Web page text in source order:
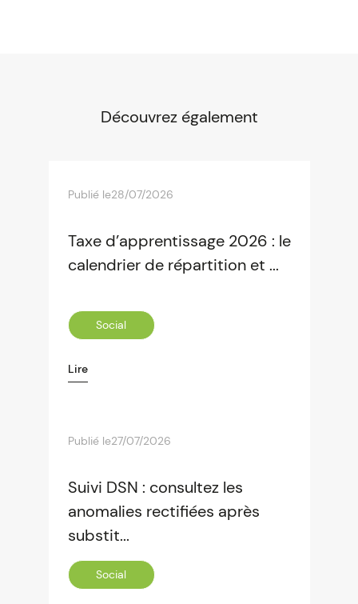
Découvrez également
Publié le28/07/2026
Taxe d’apprentissage 2026 : le
calendrier de répartition et ...
Social
Lire
Publié le27/07/2026
Suivi DSN : consultez les
anomalies rectifiées après
substit...
Social